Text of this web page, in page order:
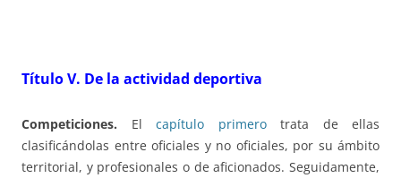
Título V. De la actividad deportiva
Competiciones. El capítulo primerotrata de ellas
clasificándolas entre oficiales y no oficiales, por su ámbito
territorial, y profesionales o de aficionados. Seguidamente,